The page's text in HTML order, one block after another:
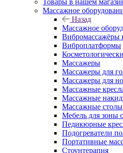
Товары в нашем
Массажное
Назад
Массажное
Вибромассажёры
Виброплатформы
Массажеры
Массажеры для
Массажеры для
Массажные
Массажные
Массажные столы
Мебель для зоны
Педикюрные
Подогреватели
Портативные
Стоунтерапия